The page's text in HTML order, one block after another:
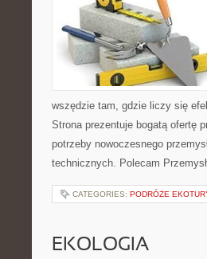
wszędzie tam, gdzie liczy się
Strona prezentuje bogatą ofertę
potrzeby nowoczesnego
technicznych. Polecam
CATEGORIES: PODRÓŻE
EKOLOGIA